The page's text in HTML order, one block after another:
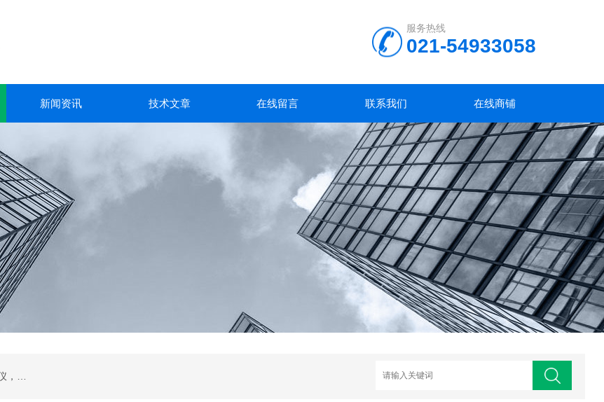
服务热线
021-54933058
新闻资讯 技术文章 在线留言 联系我们 在线商铺